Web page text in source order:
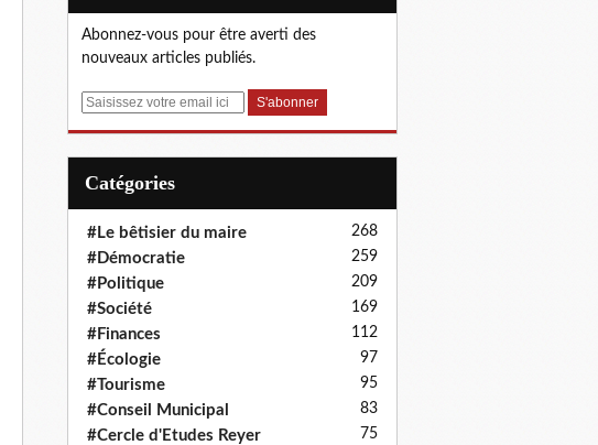
Abonnez-vous pour être averti des
nouveaux articles publiés.
E
Catégories
#Le bêtisier du maire 268
#Démocratie 259
#Politique 209
#Société 169
#Finances 112
#Écologie 97
#Tourisme 95
#Conseil Municipal 83
#Cercle d'Etudes Reyer 75